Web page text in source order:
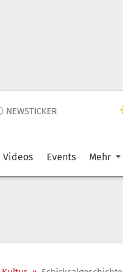
NEWSTICKER
Videos Events Mehr